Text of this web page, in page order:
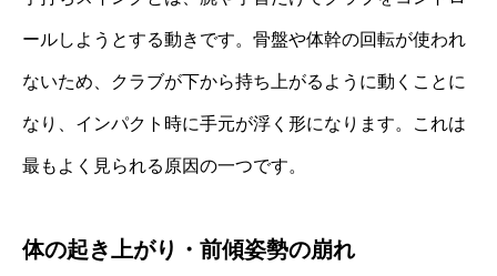
ールしようとする動きです。骨盤や体幹の回転が使われ
ないため、クラブが下から持ち上がるように動くことに
なり、インパクト時に手元が浮く形になります。これは
最もよく見られる原因の一つです。
体の起き上がり・前傾姿勢の崩れ